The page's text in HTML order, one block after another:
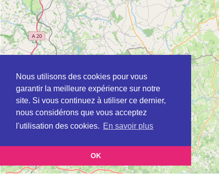
Nous utilisons des cookies pour vous
garantir la meilleure expérience sur notre
site. Si vous continuez à utiliser ce dernier,
nous considérons que vous acceptez
l'utilisation des cookies. En savoir plus
OK